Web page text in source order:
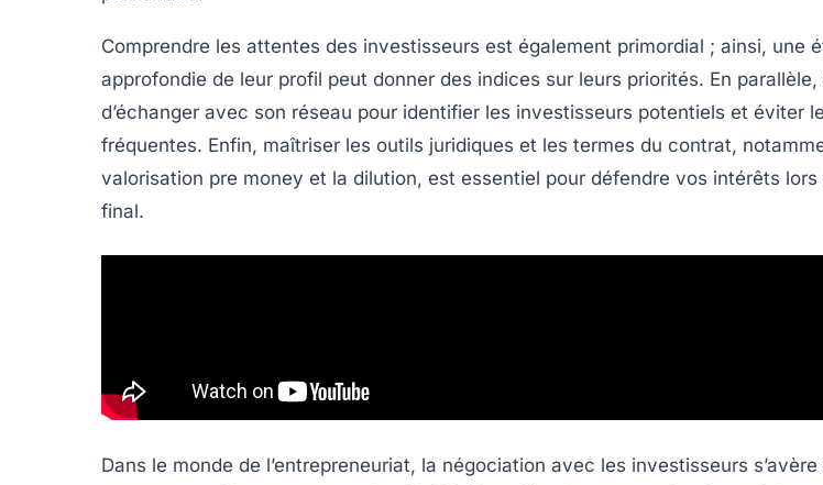
Comprendre les attentes des investisseurs est également primordial ; ainsi, une
approfondie de leur profil peut donner des indices sur leurs priorités. En
d’échanger avec son réseau pour identifier les investisseurs potentiels et éviter
fréquentes. Enfin, maîtriser les outils juridiques et les termes du contrat,
valorisation pre money et la dilution, est essentiel pour défendre vos intérêts lors
final.
Dans le monde de l’entrepreneuriat, la négociation avec les investisseurs